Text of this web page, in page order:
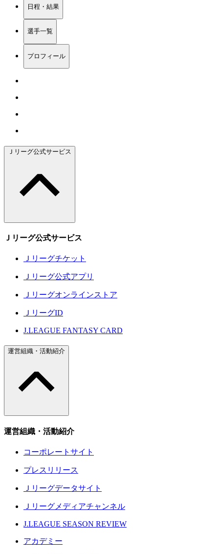
日程・結果
選手一覧
プロフィール
Ｊリーグ公式サービス
Ｊリーグ公式サービス
Ｊリーグチケット
Ｊリーグ公式アプリ
Ｊリーグオンラインストア
ＪリーグID
J.LEAGUE FANTASY CARD
運営組織・活動紹介
運営組織・活動紹介
コーポレートサイト
プレスリリース
Ｊリーグデータサイト
Ｊリーグメディアチャンネル
J.LEAGUE SEASON REVIEW
アカデミー